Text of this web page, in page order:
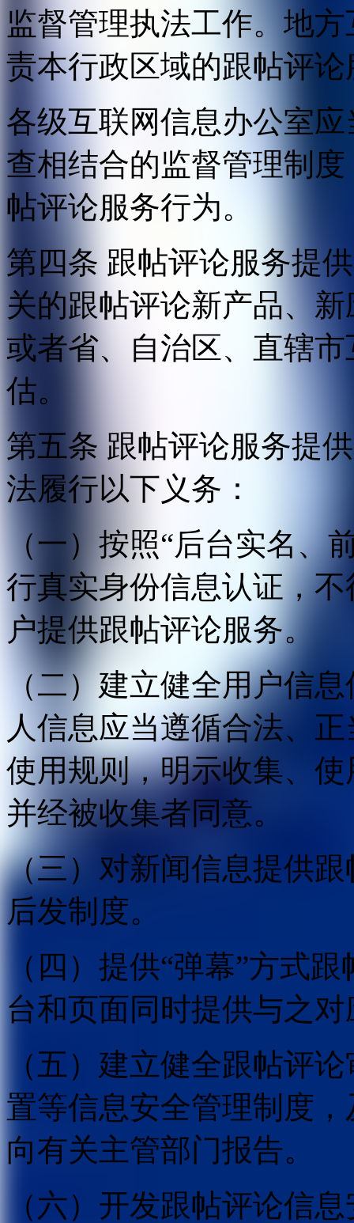
监督管理执法工作。地
责本行政区域的跟帖评
各级互联网信息办公室
查相结合的监督管理制
帖评论服务行为。
第四条 跟帖评论服务提
关的跟帖评论新产品、
或者省、自治区、直辖
估。
第五条 跟帖评论服务提
法履行以下义务：
（一）按照“后台实名、
行真实身份信息认证，
户提供跟帖评论服务。
（二）建立健全用户信
人信息应当遵循合法、
使用规则，明示收集、
并经被收集者同意。
（三）对新闻信息提供
后发制度。
（四）提供“弹幕”方式
台和页面同时提供与之
（五）建立健全跟帖评
置等信息安全管理制度
向有关主管部门报告。
（六）开发跟帖评论信